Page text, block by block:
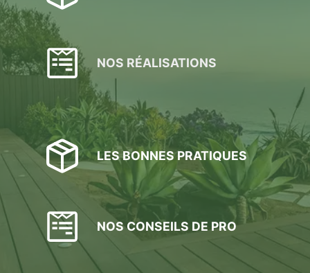
NOS RÉALISATIONS
LES BONNES PRATIQUES
NOS CONSEILS DE PRO